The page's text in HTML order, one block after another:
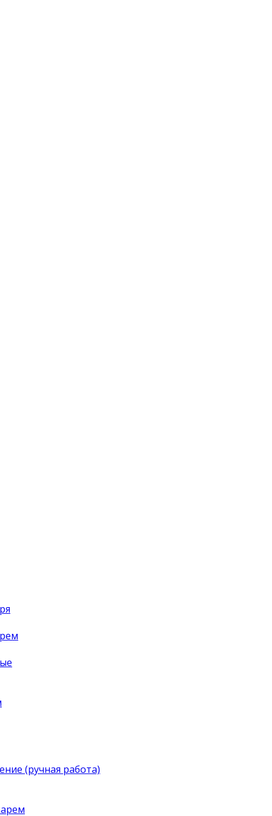
(ручная работа)